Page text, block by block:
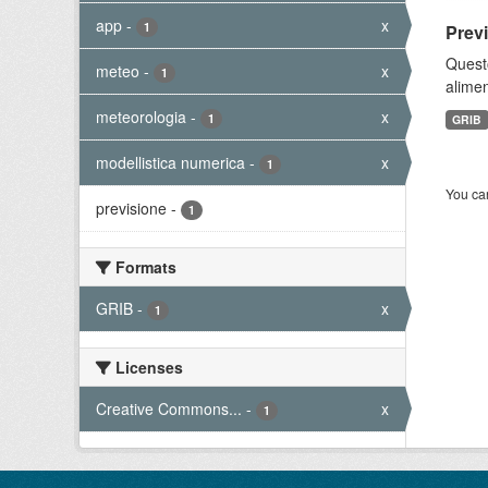
app - 1 x
meteo - 1 x
meteorologia - 1 x
modellistica numerica - 1 x
previsione - 1
Formats
GRIB - 1 x
Licenses
Creative Commons... - 1 x
GRIB
You